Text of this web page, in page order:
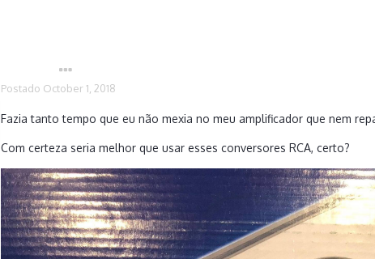
Postado October 1, 2018
Fazia tanto tempo que eu não mexia no meu amplificador que nem
Com certeza seria melhor que usar esses conversores RCA, certo?